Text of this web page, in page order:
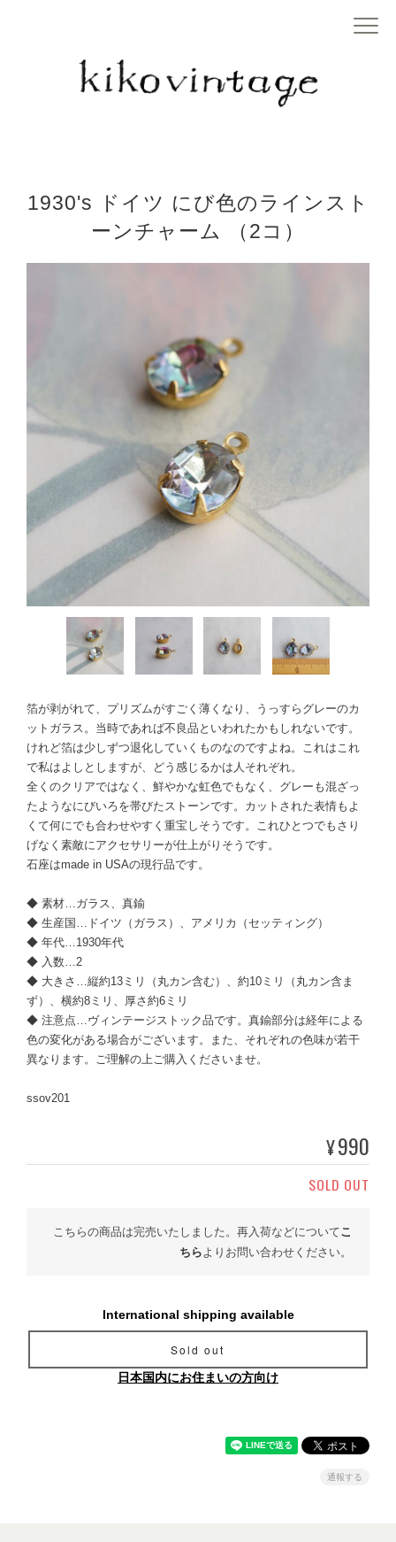
1930's ドイツ にび色のラインスト
ーンチャーム （2コ）
箔が剥がれて、プリズムがすごく薄くなり、うっすらグレーのカ
ットガラス。当時であれば不良品といわれたかもしれないです。
けれど箔は少しずつ退化していくものなのですよね。これはこれ
で私はよしとしますが、どう感じるかは人それぞれ。
全くのクリアではなく、鮮やかな虹色でもなく、グレーも混ざっ
たようなにびいろを帯びたストーンです。カットされた表情もよ
くて何にでも合わせやすく重宝しそうです。これひとつでもさり
げなく素敵にアクセサリーが仕上がりそうです。
石座はmade in USAの現行品です。
◆ 素材…ガラス、真鍮
◆ 生産国…ドイツ（ガラス）、アメリカ（セッティング）
◆ 年代…1930年代
◆ 入数…2
◆ 大きさ…縦約13ミリ（丸カン含む）、約10ミリ（丸カン含ま
ず）、横約8ミリ、厚さ約6ミリ
◆ 注意点…ヴィンテージストック品です。真鍮部分は経年による
色の変化がある場合がございます。また、それぞれの色味が若干
異なります。ご理解の上ご購入くださいませ。
ssov201
¥990
SOLD OUT
こちらの商品は完売いたしました。再入荷などについてこ
ちらよりお問い合わせください。
International shipping available
Sold out
日本国内にお住まいの方向け
通報する